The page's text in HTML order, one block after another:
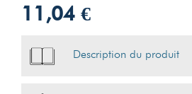
11,04 €
Description du produit